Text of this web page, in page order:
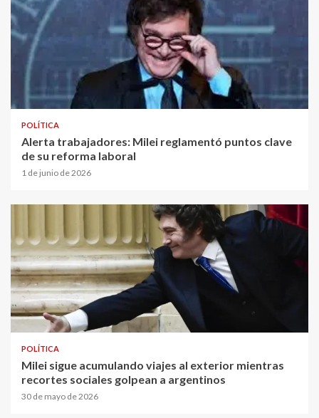
POLÍTICA
Alerta trabajadores: Milei reglamentó puntos clave
de su reforma laboral
1 de junio de 2026
POLÍTICA
Milei sigue acumulando viajes al exterior mientras
recortes sociales golpean a argentinos
30 de mayo de 2026